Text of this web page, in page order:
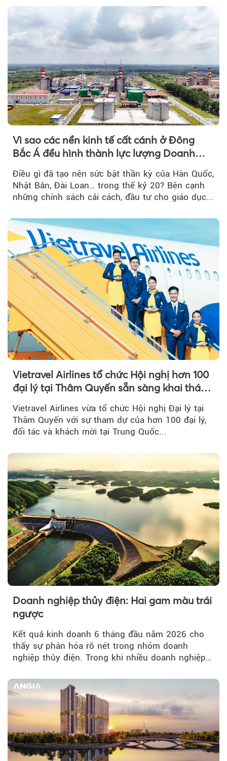
Vì sao các nền kinh tế cất cánh ở Đông
Bắc Á đều hình thành lực lượng Doanh
nghiệp Quốc gia?
Điều gì đã tạo nên sức bật thần kỳ của Hàn Quốc,
Nhật Bản, Đài Loan… trong thế kỷ 20? Bên cạnh
những chính sách cải cách, đầu tư cho giáo dục...
Vietravel Airlines tổ chức Hội nghị hơn 100
đại lý tại Thâm Quyến sẵn sàng khai thác
đường bay thẳng TP.HCM - Thâm Quyến
Vietravel Airlines vừa tổ chức Hội nghị Đại lý tại
Thâm Quyến với sự tham dự của hơn 100 đại lý,
đối tác và khách mời tại Trung Quốc...
Doanh nghiệp thủy điện: Hai gam màu trái
ngược
Kết quả kinh doanh 6 tháng đầu năm 2026 cho
thấy sự phân hóa rõ nét trong nhóm doanh
nghiệp thủy điện. Trong khi nhiều doanh nghiệp